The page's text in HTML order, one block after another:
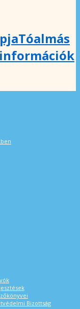
Tóalmás
Bizottság